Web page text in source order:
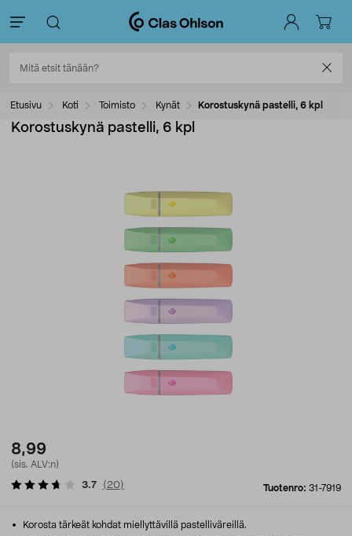
Etusivu Koti Toimisto Kynät Korostuskynä pastelli, 6 kpl
Korostuskynä pastelli, 6 kpl
8,99
(sis. ALV:n)
Tuotenro: 31-7919
3.7 ( 20)
Korosta tärkeät kohdat miellyttävillä pastelliväreillä.